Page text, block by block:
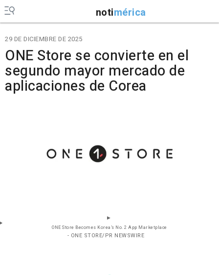
notimérica
29 DE DICIEMBRE DE 2025
ONE Store se convierte en el
segundo mayor mercado de
aplicaciones de Corea
ONE Store Becomes Korea’s No. 2 App Marketplace
- ONE STORE/PR NEWSWIRE